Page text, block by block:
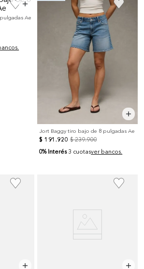
Ae
Jort Baggy tiro bajo de 8 pulgadas Ae
$ 191 .920 $ 239.900
0% Interés 3 cuotasver bancos.